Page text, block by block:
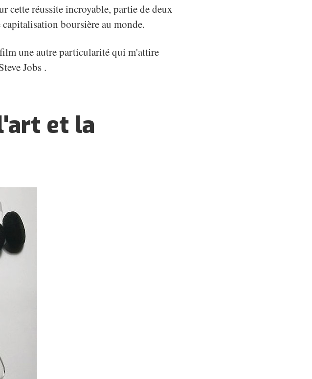
cette réussite incroyable, partie de deux
boursière au monde.
une autre particularité qui m'attire
Jobs .
et la